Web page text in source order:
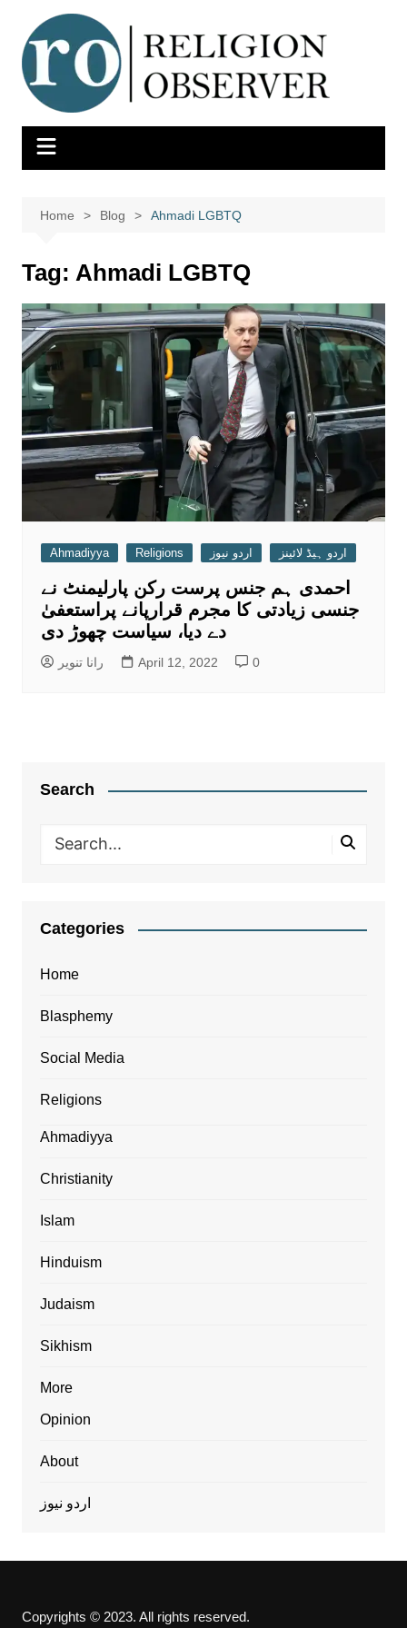
content
Home Blog Ahmadi LGBTQ
Tag: Ahmadi LGBTQ
Ahmadiyya Religions اردو نیوز اردو ہیڈ لائینز
احمدی ہم جنس پرست رکن پارلیمنٹ نے
جنسی زیادتی کا مجرم قرارپانے پراستعفیٰ
دے دیا، سیاست چھوڑ دی
رانا تنویر April 12, 2022 0
Search
Categories
Home
Blasphemy
Social Media
Religions
Ahmadiyya
Christianity
Islam
Hinduism
Judaism
Sikhism
More
Opinion
About
اردو نیوز
Copyrights © 2023. All rights reserved.